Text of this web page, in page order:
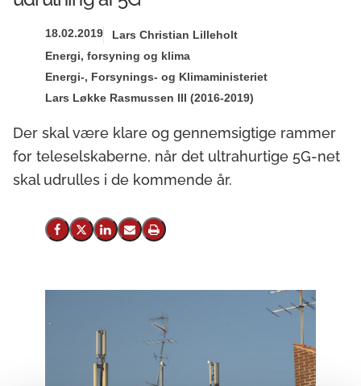
18.02.2019
Lars Christian Lilleholt
Energi, forsyning og klima
Energi-, Forsynings- og Klimaministeriet
Lars Løkke Rasmussen III (2016-2019)
Der skal være klare og gennemsigtige rammer
for teleselskaberne, når det ultrahurtige 5G-net
skal udrulles i de kommende år.
Del på Facebook
Del på X (Twitter)
Del på LinkedIn
Send email
Print